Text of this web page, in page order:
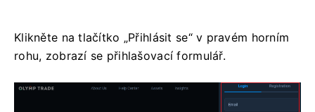
Klikněte na tlačítko „Přihlásit se“ v pravém horním
rohu, zobrazí se přihlašovací formulář.